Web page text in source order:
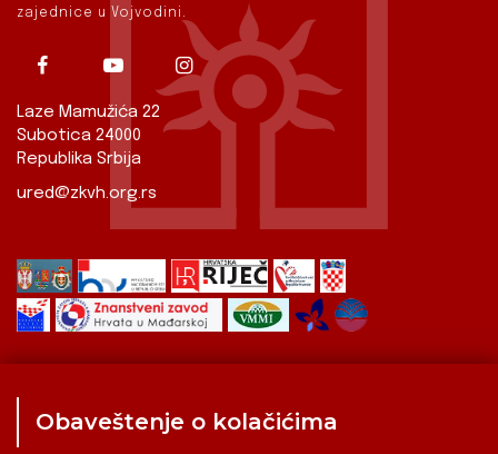
zajednice u Vojvodini.
Laze Mamužića 22
Subotica 24000
Republika Srbija
ured@zkvh.org.rs
Obaveštenje o kolačićima